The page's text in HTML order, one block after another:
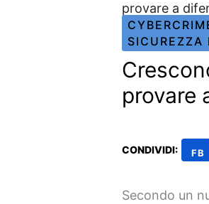
provare a
SICUREZZA
provare
CONDIVIDI: FB
Secondo un